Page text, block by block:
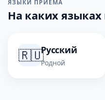
ЯЗЫКИ ПРИЁМА
На каких языках
🇷🇺Русский
Родной